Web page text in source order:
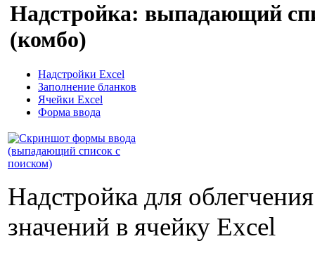
Надстройка: выпадающий
(комбо)
Надстройки Excel
Заполнение бланков
Ячейки Excel
Форма ввода
Надстройка для
значений в ячейку Excel